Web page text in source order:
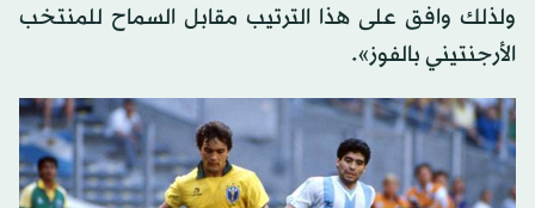
ولذلك وافق على هذا الترتيب مقابل السماح للمنتخب
الأرجنتيني بالفوز».